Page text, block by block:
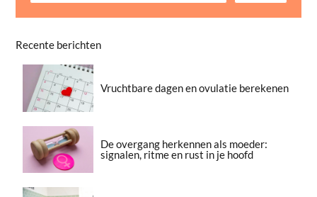
Recente berichten
Vruchtbare dagen en ovulatie berekenen
De overgang herkennen als moeder:
signalen, ritme en rust in je hoofd